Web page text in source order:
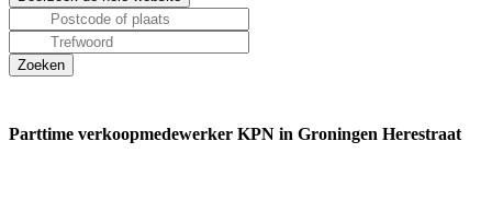
Parttime verkoopmedewerker KPN in Groningen Herestraat